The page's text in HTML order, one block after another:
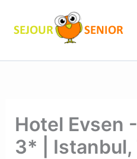
contenu
Hotel Evsen
3* | Istanbul,